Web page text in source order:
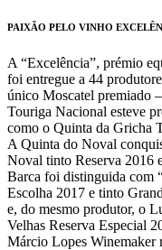
PAIXÃO PELO VINHO
A “Excelência”, prémio
foi entregue a 44
único Moscatel premiado
Touriga Nacional esteve
como o Quinta da Gricha
A Quinta do Noval
Noval tinto Reserva 2016
Barca foi distinguida com
Escolha 2017 e tinto
e, do mesmo produtor, o
Velhas Reserva Especial
Márcio Lopes Winemaker